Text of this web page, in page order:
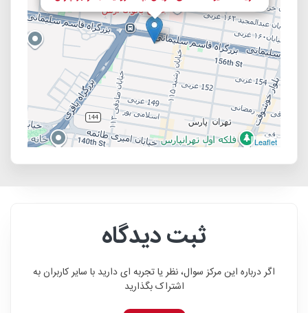
Leaflet
ثبت دیدگاه
اگر درباره این مرکز سوال، نظر یا تجربه ای دارید با سایر کاربران به
اشتراک بگذارید